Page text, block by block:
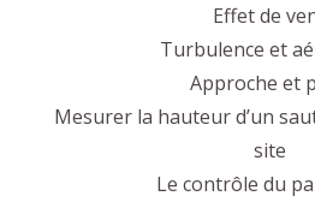
Effet de
Turbulence et
Approche et
Mesurer la hauteur d’un
site
Le contrôle du